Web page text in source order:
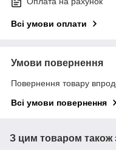
Всі умови оплати
Умови повернення
Повернення товару
Всі умови повернення
З цим товаром також